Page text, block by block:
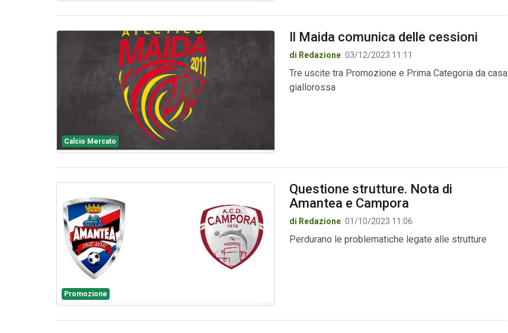
Calcio Mercato
Il Maida comunica delle cessioni
di Redazione 03/12/2023 11:11
Tre uscite tra Promozione e Prima Categoria da casa
giallorossa
Promozione
Questione strutture. Nota di
Amantea e Campora
di Redazione 01/10/2023 11:06
Perdurano le problematiche legate alle strutture